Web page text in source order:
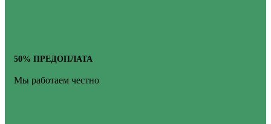
50% ПРЕДОПЛАТА
Мы работаем честно